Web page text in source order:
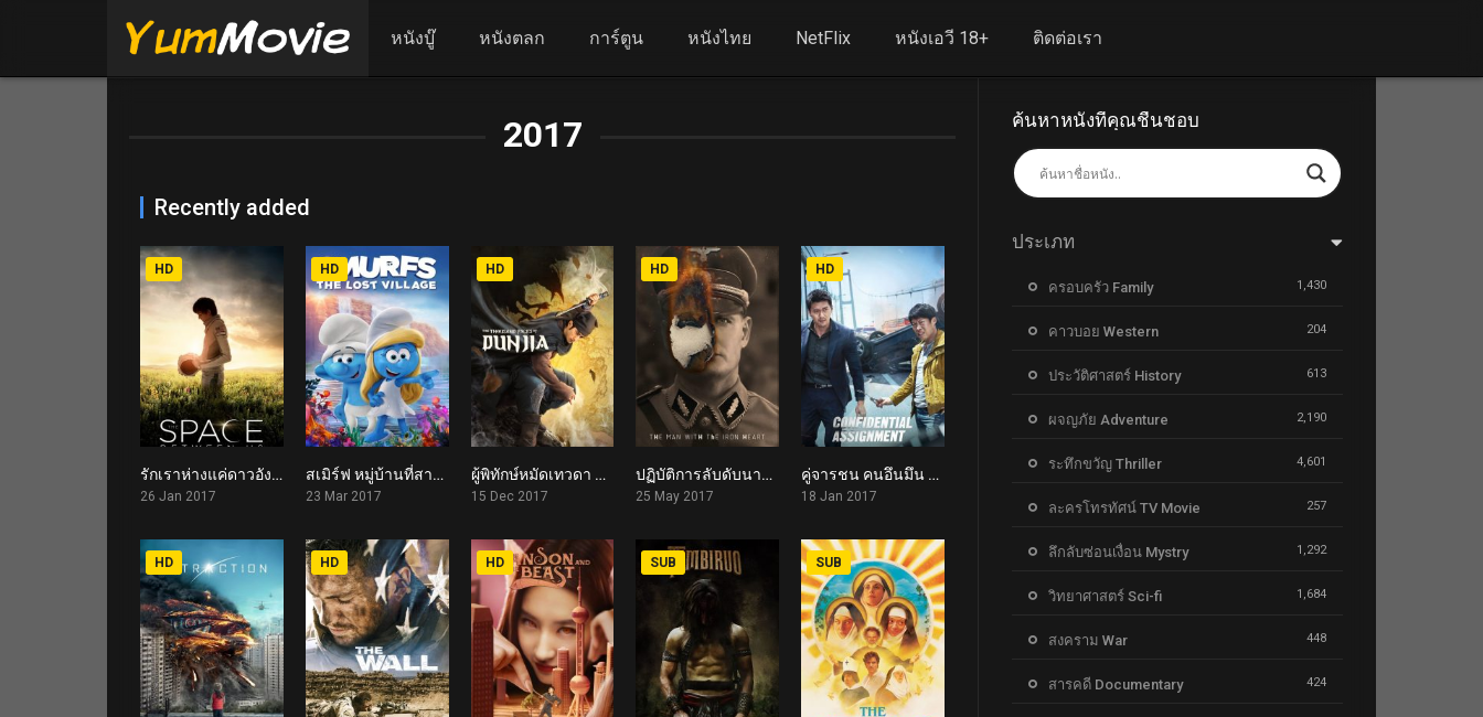
หนังบู๊ หนังตลก การ์ตูน หนังไทย NetFlix หนังเอวี 18+ ติดต่อเรา
2017
Recently added
6.4
HD
รักเราห่างแค่ดาวอังคาร The Space Between Us (2017)
26 Jan 2017
6
HD
สเมิร์ฟ หมู่บ้านที่สาบสูญ Smurfs: The Lost Village (2017)
23 Mar 2017
5.4
HD
ผู้พิทักษ์หมัดเทวดา The Thousand Faces of Dunjia (2017)
15 Dec 2017
6.4
HD
ปฏิบัติการลับดับนาซี The Man with the Iron Heart (2017)
25 May 2017
6.6
HD
คู่จารชน คนอึนมึน Confidential Assignment (2017)
18 Jan 2017
HD HD HD SUB SUB
ค้นหาหนังที่คุณชื่นชอบ
ประเภท
ครอบครัว Family 1,430
คาวบอย Western 204
ประวัติศาสตร์ History 613
ผจญภัย Adventure 2,190
ระทึกขวัญ Thriller 4,601
ละครโทรทัศน์ TV Movie 257
ลึกลับซ่อนเงื่อน Mystry 1,292
วิทยาศาสตร์ Sci-fi 1,684
สงคราม War 448
สารคดี Documentary 424